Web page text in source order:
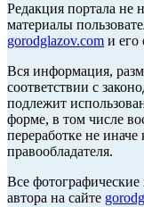
Редакция портала не
материалы
gorodglazov.com и его
Вся информация,
соответствии с
подлежит
форме, в том числе
переработке не
правообладателя.
Все
автора на сайте